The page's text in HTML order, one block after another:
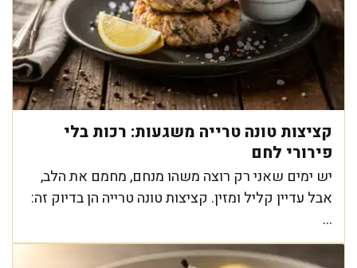
קציצות טונה טרייה משגעות: רכות בלי
פירורי לחם
יש ימים שאני רק רוצה משהו מנחם, מחמם את הלב,
אבל עדיין קליל ומזין. קציצות טונה טרייה הן בדיוק זה:
...